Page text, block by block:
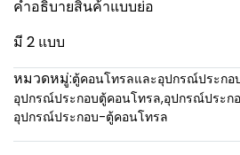
คำอธิบายสินค้าแบบย่อ
มี 2 แบบ
หมวดหมู่:ตู้คอนโทรลและอุปกรณ์ประกอ
อุปกรณ์ประกอบตู้คอนโทรล,อุปกรณ์ประก
อุปกรณ์ประกอบ-ตู้คอนโทรล